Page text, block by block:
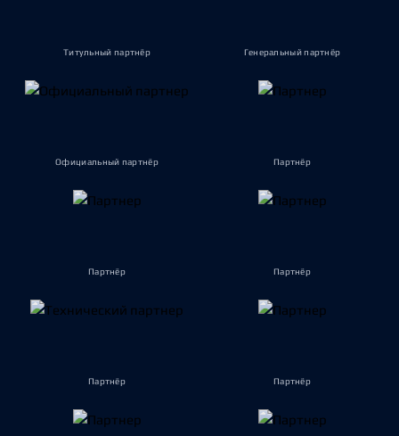
Титульный партнёр Генеральный партнёр
Официальный партнёр Партнёр
Партнёр Партнёр
Партнёр Партнёр